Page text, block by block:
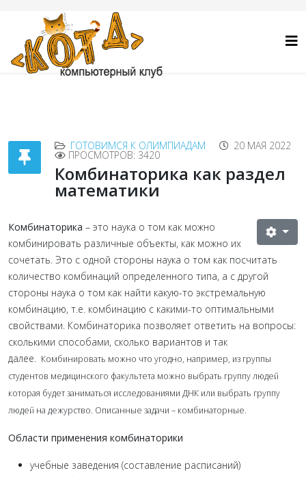
ГОТОВИМСЯ К ОЛИМПИАДАМ 20 МАЯ 2022
ПРОСМОТРОВ: 3420
Комбинаторика как раздел
математики
Комбинаторика – это наука о том как можно
комбинировать различные объекты, как можно их
сочетать. Это с одной стороны наука о том как посчитать
количество комбинаций определенного типа, а с другой
стороны наука о том как найти какую-то экстремальную
комбинацию, т.е. комбинацию с какими-то оптимальными
свойствами. Комбинаторика позволяет ответить на вопросы:
сколькими способами, сколько вариантов и так
далее. Комбинировать можно что угодно, например, из группы
студентов медицинского факультета можно выбрать группу людей
которая будет заниматься исследованиями ДНК или выбрать группу
людей на дежурство. Описанные задачи – комбинаторные.
Области применения комбинаторики
учебные заведения (составление расписаний)